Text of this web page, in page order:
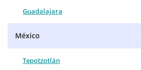
Guadalajara
México
Tepotzotlán